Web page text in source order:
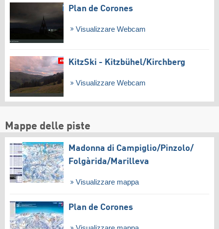
Plan de Corones
Visualizzare Webcam
KitzSki - Kitzbühel/​Kirchberg
Visualizzare Webcam
Mappe delle piste
Madonna di Campiglio/​Pinzolo/​
Folgàrida/​Marilleva
Visualizzare mappa
Plan de Corones